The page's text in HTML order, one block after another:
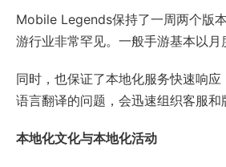
Mobile Legends保持了一周两个版
游行业非常罕见。一般手游基本以月
同时，也保证了本地化服务快速响
语言翻译的问题，会迅速组织客服和
本地化文化与本地化活动